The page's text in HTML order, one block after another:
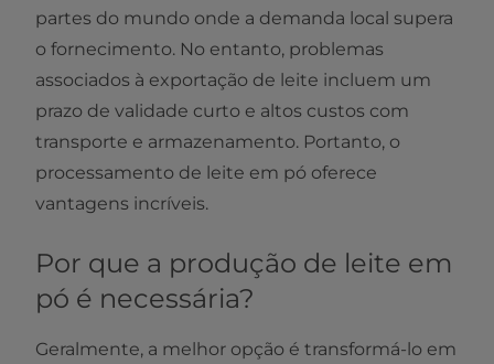
partes do mundo onde a demanda local supera
o fornecimento. No entanto, problemas
associados à exportação de leite incluem um
prazo de validade curto e altos custos com
transporte e armazenamento. Portanto, o
processamento de leite em pó oferece
vantagens incríveis.
Por que a produção de leite em
pó é necessária?
Geralmente, a melhor opção é transformá-lo em